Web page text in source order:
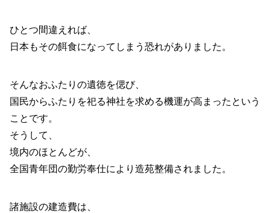
ひとつ間違えれば、
日本もその餌食になってしまう恐れがありました。
そんなおふたりの遺徳を偲び、
国民からふたりを祀る神社を求める機運が高まったという
ことです。
そうして、
境内のほとんどが、
全国青年団の勤労奉仕により造苑整備されました。
諸施設の建造費は、